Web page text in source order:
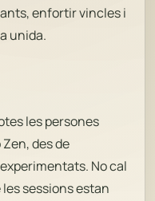
enfortir vincles i
unida.
les persones
des de
No cal
sessions estan